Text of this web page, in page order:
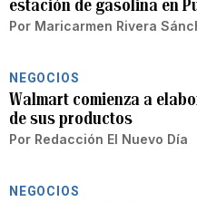
estación de gasolina en
Por Maricarmen Rivera
NEGOCIOS
Walmart comienza a
de sus productos
Por Redacción El Nuevo Día
NEGOCIOS